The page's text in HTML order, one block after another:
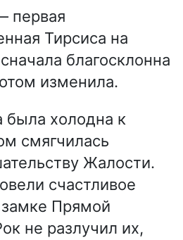
первая
Тирсиса на
благосклонна
изменила.
была холодна к
смягчилась
Жалости.
счастливое
Прямой
не разлучил их,